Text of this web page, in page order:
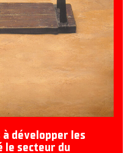
à développer les
secteur du